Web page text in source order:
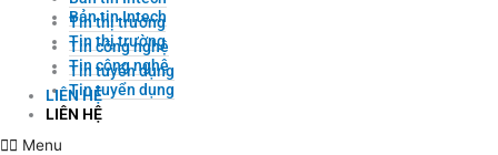
Bản tin Intech
Tin thị trường
Tin công nghệ
Tin tuyển dụng
LIÊN HỆ
Menu
Tin thị trường
Tin công nghệ
Tin tuyển dụng
LIÊN HỆ